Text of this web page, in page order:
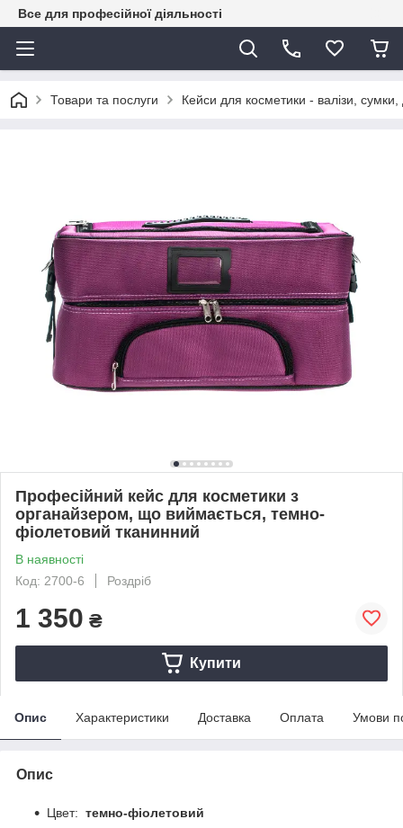
Все для професійної діяльності
Товари та послуги Кейси для косметики - валізи, сумки,
Професійний кейс для косметики з
органайзером, що виймається, темно-
фіолетовий тканинний
В наявності
Код: 2700-6
Роздріб
1 350 ₴
Купити
Опис Характеристики Доставка Оплата Умови
Опис
Цвет: темно-фіолетовий